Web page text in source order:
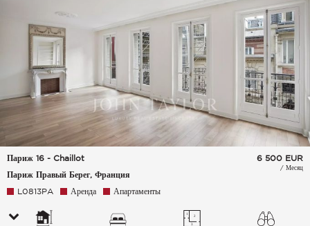
Париж 16 - Chaillot
Париж Правый Берег, Франция
6 500 EUR
/ Месяц
L0813PA Аренда Апартаменты